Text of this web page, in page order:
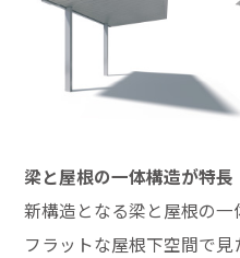
梁と屋根の一体構造が特長
新構造となる梁と屋根の一
フラットな屋根下空間で